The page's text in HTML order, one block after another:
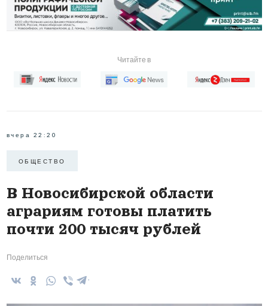
Читайте в
вчера 22:20
ОБЩЕСТВО
В Новосибирской области
аграриям готовы платить
почти 200 тысяч рублей
Поделиться